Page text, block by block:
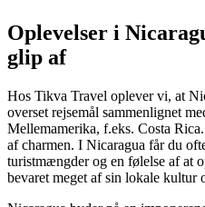
Oplevelser i
glip af
Hos Tikva Travel oplever vi, at
overset rejsemål sammenlignet
Mellemamerika, f.eks. Costa
af charmen. I Nicaragua får du
turistmængder og en følelse af at
bevaret meget af sin lokale kultur